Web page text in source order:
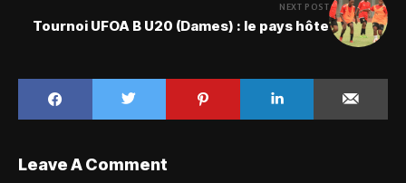
NEXT POST
Tournoi UFOA B U20 (Dames) : le pays hôte
Leave A Comment